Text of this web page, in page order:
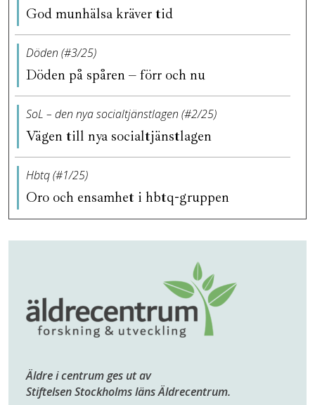
God munhälsa kräver tid
Döden (#3/25)
Döden på spåren – förr och nu
SoL – den nya socialtjänstlagen (#2/25)
Vägen till nya socialtjänstlagen
Hbtq (#1/25)
Oro och ensamhet i hbtq-gruppen
Äldre i centrum ges ut av
Stiftelsen Stockholms läns Äldrecentrum.